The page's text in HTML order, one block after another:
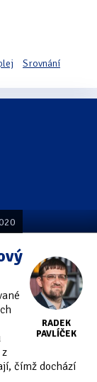
Srovnání
RADEK
PAVLÍČEK
čímž dochází